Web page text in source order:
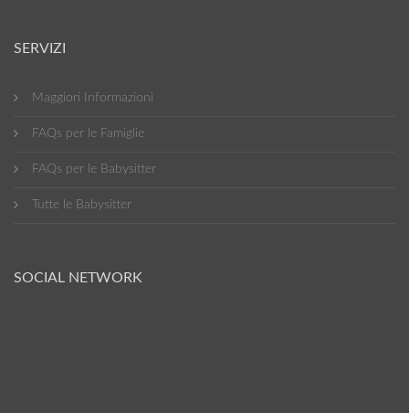
SERVIZI
Maggiori Informazioni
FAQs per le Famiglie
FAQs per le Babysitter
Tutte le Babysitter
SOCIAL NETWORK